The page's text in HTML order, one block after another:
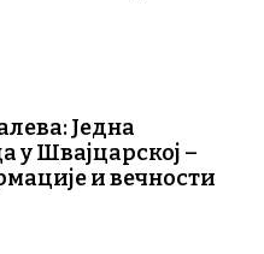
Једна
у Швајцарској –
и вечности